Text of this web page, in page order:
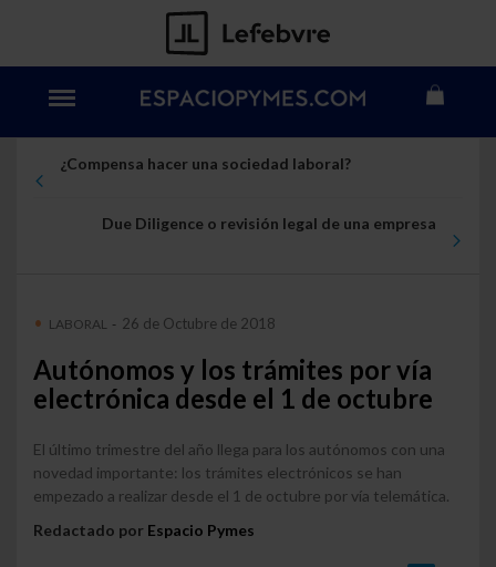
¿Compensa hacer una sociedad laboral?
Due Diligence o revisión legal de una empresa
LABORAL - 26 de Octubre de 2018
Autónomos y los trámites por vía
electrónica desde el 1 de octubre
El último trimestre del año llega para los autónomos con una
novedad importante: los trámites electrónicos se han
empezado a realizar desde el 1 de octubre por vía telemática.
Redactado por Espacio Pymes